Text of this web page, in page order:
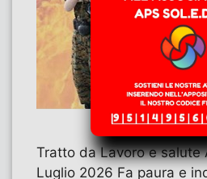
Tratto da Lavoro e salute
Luglio 2026 Fa paura e